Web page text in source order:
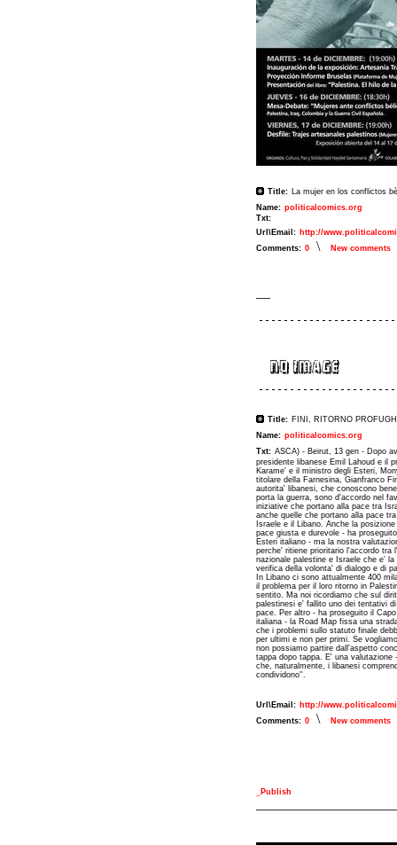
Title: La mujer en los conflictos
Name: politicalcomics.org
Txt:
Url\Email: http://
Comments: 0 \ New comments
Title: FINI, RITORNO
Name: politicalcomics.org
Txt: ASCA) - Beirut, 13 gen - Dopo
presidente libanese Emil Lahoud e il
Karame' e il ministro degli Esteri,
titolare della Farnesina, Gianfranco
autorita' libanesi, che conoscono
porta la guerra, sono d'accordo nel
iniziative che portano alla pace tra
anche quelle che portano alla pace
Israele e il Libano. Anche la
pace giusta e durevole - ha
Esteri italiano - ma la nostra
perche' ritiene prioritario l'accordo tra
nazionale palestine e Israele che e' la
verifica della volonta' di dialogo e di
In Libano ci sono attualmente 400
il problema per il loro ritorno in
sentito. Ma noi ricordiamo che sul
palestinesi e' fallito uno dei tentativi
pace. Per altro - ha proseguito il
italiana - la Road Map fissa una
che i problemi sullo statuto finale
per ultimi e non per primi. Se
non possiamo partire dall'aspetto
tappa dopo tappa. E' una valutazione
che, naturalmente, i libanesi
condividono''.
Url\Email: http://
Comments: 0 \ New comments
_Publish